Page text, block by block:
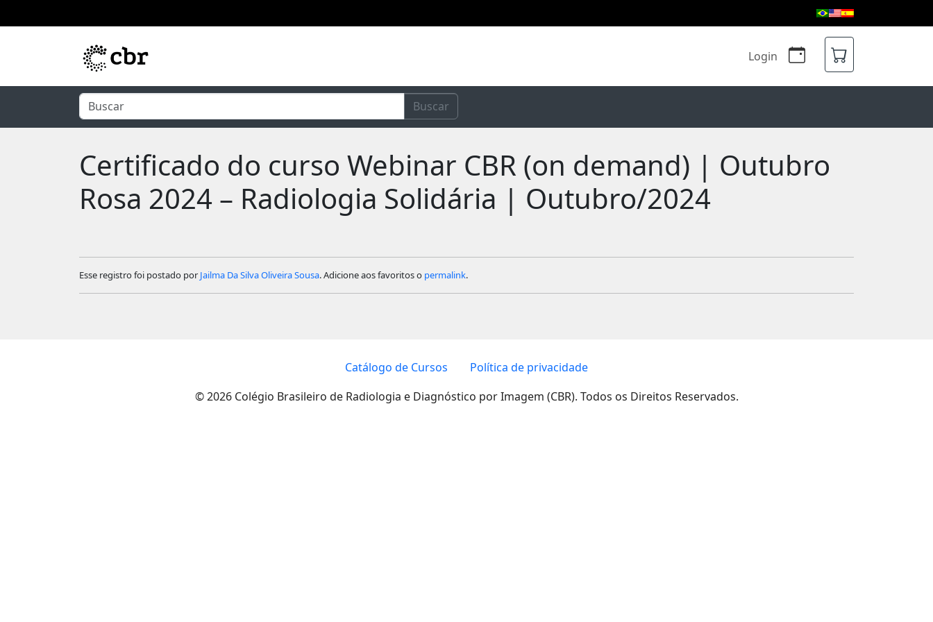
Login
Buscar
Certificado do curso Webinar CBR (on demand) | Outubro
Rosa 2024 – Radiologia Solidária | Outubro/2024
Esse registro foi postado por Jailma Da Silva Oliveira Sousa. Adicione aos favoritos o permalink.
Catálogo de Cursos
Política de privacidade
© 2026 Colégio Brasileiro de Radiologia e Diagnóstico por Imagem (CBR). Todos os Direitos Reservados.